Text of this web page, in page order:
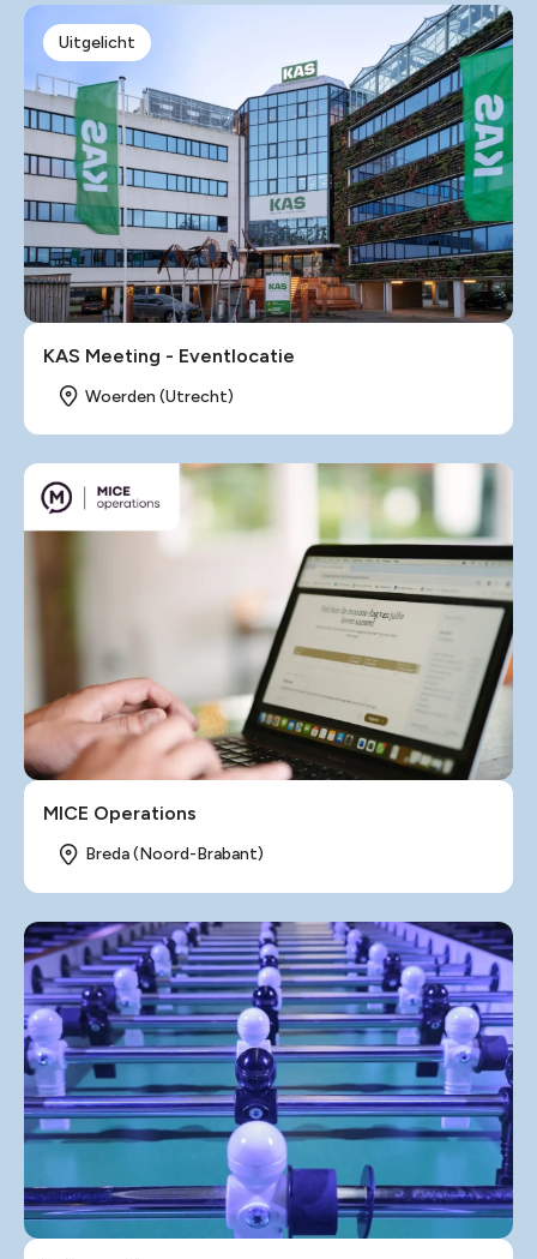
KAS Meeting - Eventlocatie
Woerden (Utrecht)
Uitgelicht
MICE Operations
Breda (Noord-Brabant)